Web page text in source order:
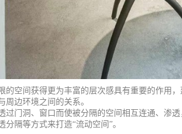
的空间获得更为丰富的层次感具有重要的作用
周边环境之间的关系。
过门洞、窗口而使被分隔的空间相互连通、渗
分隔等方式来打造“流动空间”。